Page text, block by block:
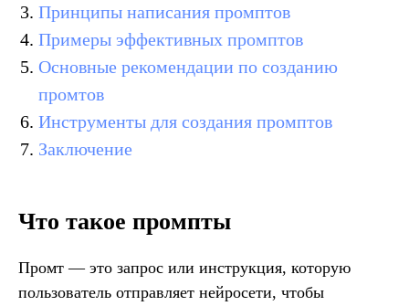
Принципы написания промптов
Примеры эффективных промптов
Основные рекомендации по созданию
промтов
Инструменты для создания промптов
Заключение
Что такое промпты
Промт — это запрос или инструкция, которую
пользователь отправляет нейросети, чтобы